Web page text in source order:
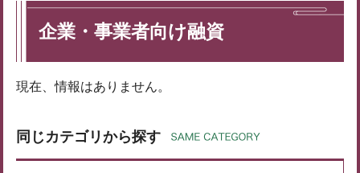
企業・事業者向け融資
現在、情報はありません。
同じカテゴリから探す